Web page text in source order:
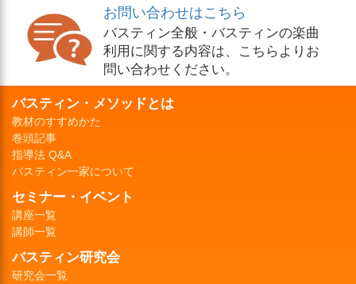
お問い合わせはこちら
バスティン全般・バスティンの楽曲
利用に関する内容は、こちらよりお
問い合わせください。
バスティン・メソッドとは
教材のすすめかた
巻頭記事
指導法 Q&A
バスティン一家について
セミナー・イベント
講座一覧
講師一覧
バスティン研究会
研究会一覧